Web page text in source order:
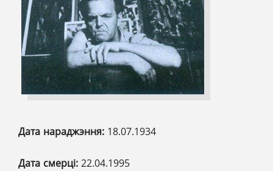
Дата нараджэння: 18.07.1934
Дата смерці: 22.04.1995